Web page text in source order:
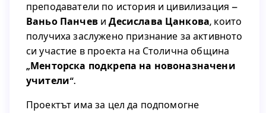
преподаватели по история и цивилизация –
Ваньо ПанчевиДесислава Цанкова, които
получиха заслужено признание за активното
си участие в проекта на Столична община
„Менторска подкрепа на новоназначени
учители“.
Проектът има за цел да подпомогне
Сред отличените бяха и нашите
преподаватели по история и цивилизация –
Ваньо Панчев
и
Десислава Цанкова
, които
получиха заслужено признание за активното
си участие в проекта на Столична община
„Менторска подкрепа на новоназначени